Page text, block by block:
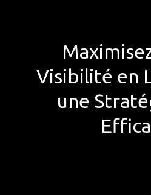
Visibilité en
une